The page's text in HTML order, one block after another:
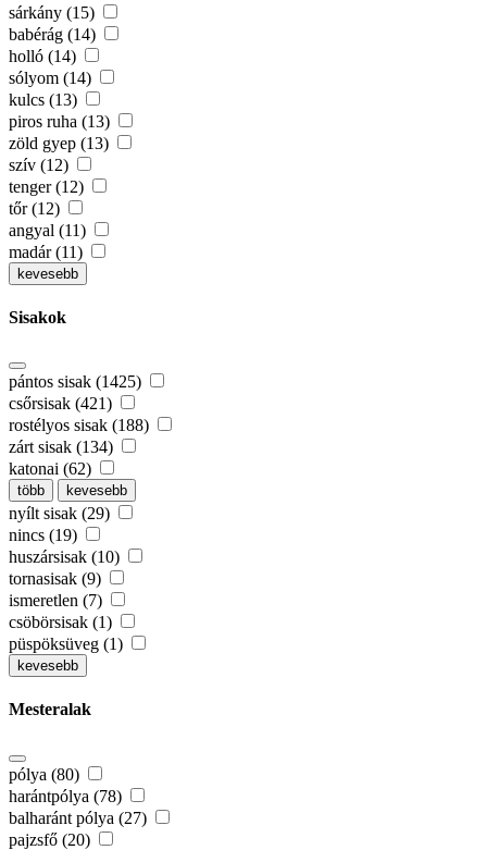
sárkány (15)
babérág (14)
holló (14)
sólyom (14)
kulcs (13)
piros ruha (13)
zöld gyep (13)
szív (12)
tenger (12)
tőr (12)
angyal (11)
madár (11)
kevesebb
Sisakok
pántos sisak (1425)
csőrsisak (421)
rostélyos sisak (188)
zárt sisak (134)
katonai (62)
több kevesebb
nyílt sisak (29)
nincs (19)
huszársisak (10)
tornasisak (9)
ismeretlen (7)
csöbörsisak (1)
püspöksüveg (1)
kevesebb
Mesteralak
pólya (80)
harántpólya (78)
balharánt pólya (27)
pajzsfő (20)